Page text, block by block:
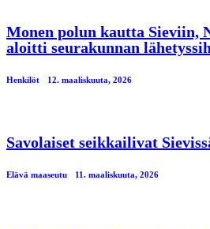
Monen polun kautta Sieviin,
aloitti seurakunnan
Henkilöt 12. maaliskuuta, 2026
Savolaiset seikkailivat
Elävä maaseutu 11. maaliskuuta, 2026